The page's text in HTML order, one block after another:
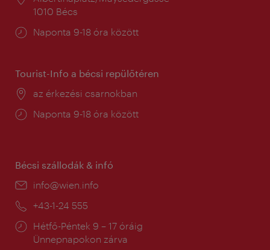
1010 Bécs
Nyitva
Naponta 9-18 óra között
Tourist-Info a bécsi repülőtéren
Helyszín:
az érkezési csarnokban
Nyitva
Naponta 9-18 óra között
Bécsi szállodák & infó
E-
info@wien.info
Telefon:
+43-1-24 555
Nyitva
tartás:
Hétfő-Péntek 9 – 17 óráig
Ünnepnapokon zárva